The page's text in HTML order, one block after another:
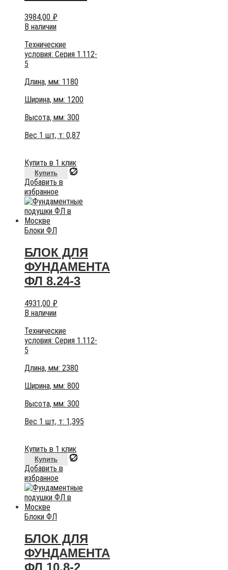
3984,00 ₽
В наличии
Технические
условия: Серия 1.112-
5
Длина, мм: 1180
Ширина, мм: 1200
Высота, мм: 300
Вес 1 шт, т: 0,87
Купить в 1 клик
Купить
Добавить в
избранное
Блоки ФЛ
БЛОК ДЛЯ
ФУНДАМЕНТА
ФЛ 8.24-3
4931,00 ₽
В наличии
Технические
условия: Серия 1.112-
5
Длина, мм: 2380
Ширина, мм: 800
Высота, мм: 300
Вес 1 шт, т: 1,395
Купить в 1 клик
Купить
Добавить в
избранное
Блоки ФЛ
БЛОК ДЛЯ
ФУНДАМЕНТА
ФЛ 10.8-2